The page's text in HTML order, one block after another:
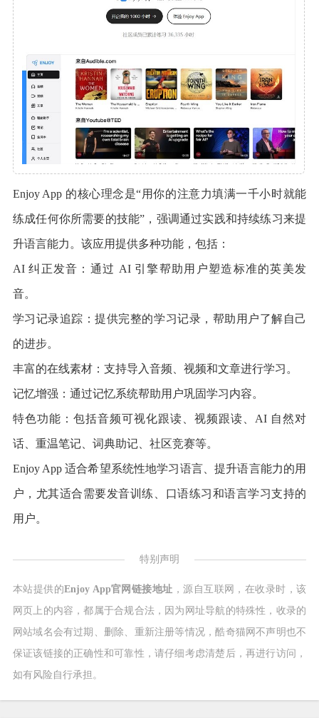
Enjoy App 的核心理念是“用你的注意力填满一千小时就能
练成任何你所需要的技能”，强调通过实践和持续练习来提
升语言能力。该应用提供多种功能，包括：
AI 纠正发音：通过 AI 引擎帮助用户塑造标准的英美发
音。
学习记录追踪：提供完整的学习记录，帮助用户了解自己
的进步。
丰富的在线素材：支持导入音频、视频和文章进行学习。
记忆增强：通过记忆系统帮助用户巩固学习内容。
特色功能：包括音频可视化跟读、视频跟读、AI 自然对
话、重温笔记、词典助记、社区竞赛等。
Enjoy App 适合希望系统性地学习语言、提升语言能力的用
户，尤其适合需要发音训练、口语练习和语言学习支持的
用户。
特别声明
本站提供的Enjoy App官网链接地址 ，源自互联网，在收录时，该
网页上的内容，都属于合规合法，因为网址导航的特殊性，收录的
网站域名会有过期、删除、重新注册等情况，酷奇猫网不声明也不
保证该链接的正确性和可靠性，请仔细考虑清楚后，再进行访问，
如有风险自行承担。